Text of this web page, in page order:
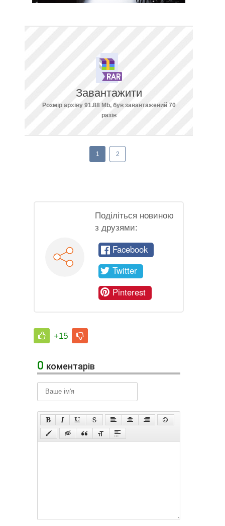
Завантажити
Розмір архіву 91.88 Mb, був завантажений 70
разів
1 2
Поділіться новиною
з друзями:
Facebook
Twitter
Pinterest
+15
0 коментарів